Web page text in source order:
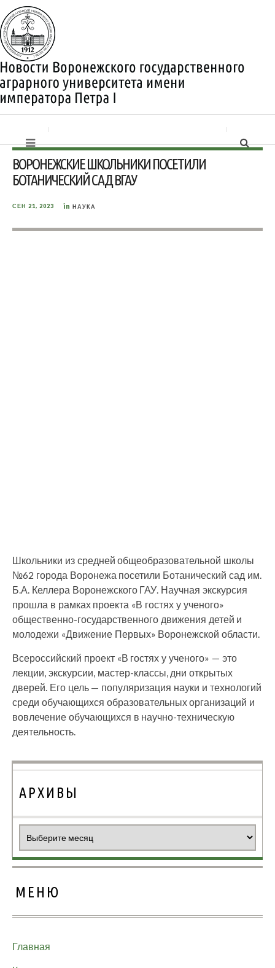
ВОРОНЕЖСКИЕ ШКОЛЬНИКИ ПОСЕТИЛИ
БОТАНИЧЕСКИЙ САД ВГАУ
СЕН 21, 2023 in НАУКА
Школьники из средней общеобразовательной школы
№62 города Воронежа посетили Ботанический сад им.
Б.А. Келлера Воронежского ГАУ. Научная экскурсия
прошла в рамках проекта «В гостях у ученого»
общественно-государственного движения детей и
молодежи «Движение Первых» Воронежской области.
Всероссийский проект «В гостях у ученого» — это
лекции, экскурсии, мастер-классы, дни открытых
дверей. Его цель — популяризация науки и технологий
среди обучающихся образовательных организаций и
вовлечение обучающихся в научно-техническую
деятельность.
АРХИВЫ
МЕНЮ
Главная